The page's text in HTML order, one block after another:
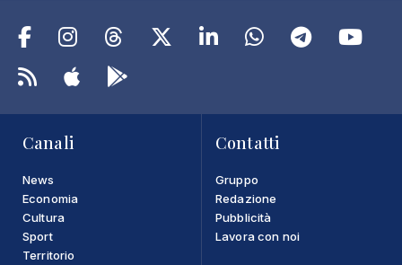
Canali
News
Economia
Cultura
Sport
Territorio
Contatti
Gruppo
Redazione
Pubblicità
Lavora con noi